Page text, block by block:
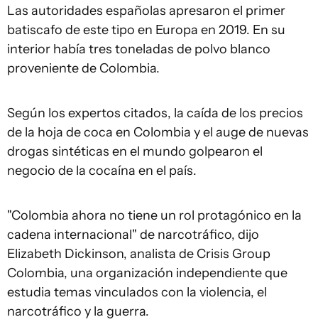
Las autoridades españolas apresaron el primer
batiscafo de este tipo en Europa en 2019. En su
interior había tres toneladas de polvo blanco
proveniente de Colombia.
Según los expertos citados, la caída de los precios
de la hoja de coca en Colombia y el auge de nuevas
drogas sintéticas en el mundo golpearon el
negocio de la cocaína en el país.
"Colombia ahora no tiene un rol protagónico en la
cadena internacional" de narcotráfico, dijo
Elizabeth Dickinson, analista de Crisis Group
Colombia, una organización independiente que
estudia temas vinculados con la violencia, el
narcotráfico y la guerra.